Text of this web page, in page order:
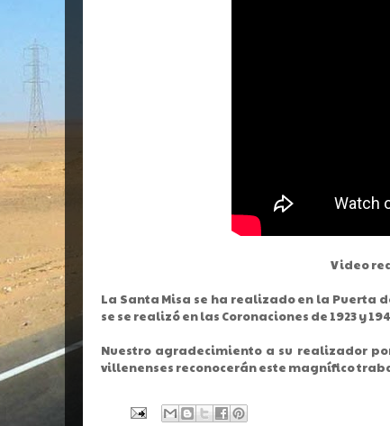
Video
La Santa Misa se ha realizado en la
se se realizó en las Coronaciones de 1923 y
Nuestro agradecimiento a su realizador
villenenses reconocerán este magnífico